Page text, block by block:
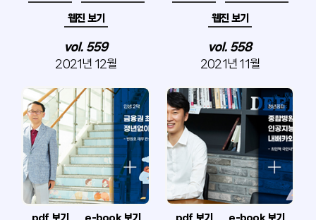
웹진 보기
vol. 559
2021년 12월
웹진 보기
vol. 558
2021년 11월